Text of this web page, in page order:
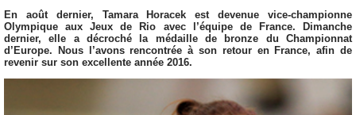
En août dernier, Tamara Horacek est devenue vice-championne
Olympique aux Jeux de Rio avec l’équipe de France. Dimanche
dernier, elle a décroché la médaille de bronze du Championnat
d’Europe. Nous l’avons rencontrée à son retour en France, afin de
revenir sur son excellente année 2016.